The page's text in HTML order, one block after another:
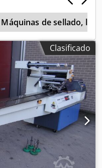
Máquinas de sellado,
Clasificado